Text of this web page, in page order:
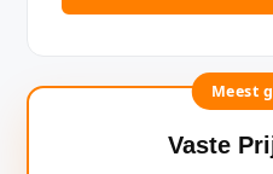
Meest
Vaste